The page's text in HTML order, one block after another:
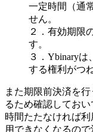
一定時間（通
せん。
２．有効期限
す。
３．Ybinary
する権利がつ
また期限前決済を
るため確認してお
時間たたなければ
用できなくなるので